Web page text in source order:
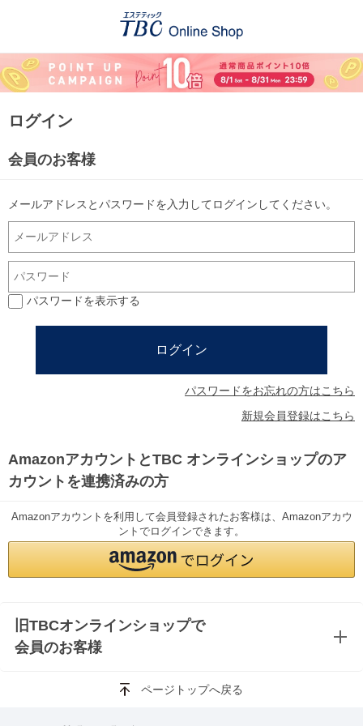
ログイン
会員のお客様
メールアドレスとパスワードを入力してログインしてください。
パスワードを表示する
パスワードをお忘れの方はこちら
新規会員登録はこちら
AmazonアカウントとTBC オンラインショップのア
カウントを連携済みの方
Amazonアカウントを利用して会員登録されたお客様は、Amazonアカウ
ントでログインできます。
旧TBCオンラインショップで
会員のお客様
ページトップへ戻る